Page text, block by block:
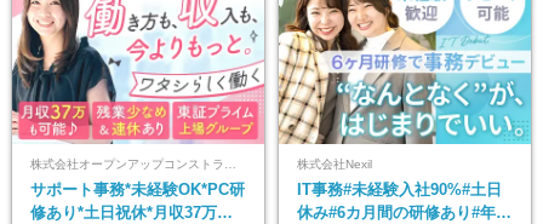
サポート事務*未経験OK*PC研
修あり*土日祝休*月収37万円
株式会社Nexil
IT事務#未経験入社90%#土日
休み#6カ月間の研修あり#年休